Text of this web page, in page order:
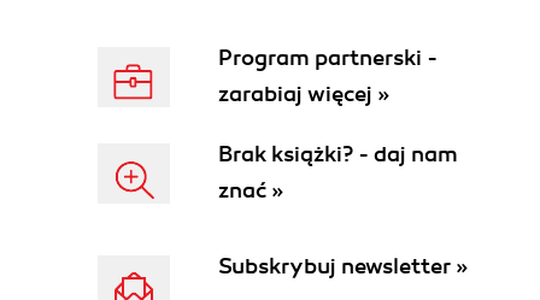
Program partnerski -
zarabiaj więcej »
Brak książki? - daj nam
znać »
Subskrybuj newsletter »